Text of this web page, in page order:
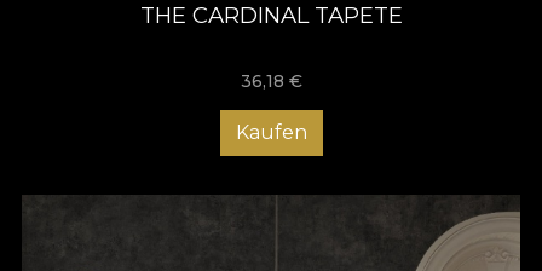
THE CARDINAL TAPETE
36,18 €
Kaufen